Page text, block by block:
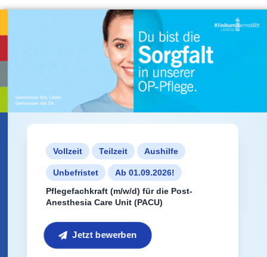
Vollzeit Teilzeit Aushilfe
Unbefristet
Ab 01.09.2026!
Pflegefachkraft (m/w/d) für die Post-
Anesthesia Care Unit (PACU)
Jetzt bewerben